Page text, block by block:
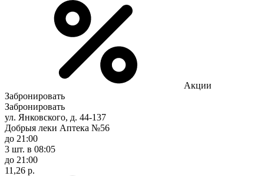
Акции
Забронировать
Забронировать
ул. Янковского, д. 44-137
Добрыя леки Аптека №56
до 21:00
3 шт. в 08:05
до 21:00
11,26 р.